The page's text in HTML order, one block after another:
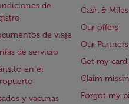
de
de viaje
de servicio
en el
y vacunas
Cash & Miles
Our offers
Our Partners
Get my
Claim
Forgot my